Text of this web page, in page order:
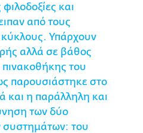
και
από τους
Υπάρχουν
αλλά σε βάθος
πινακοθήκης του
παρουσιάστηκε στο
και η παράλληλη και
των δύο
του